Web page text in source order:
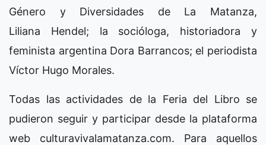
Género y Diversidades de La Matanza,
Liliana Hendel; la socióloga, historiadora y
feminista argentina Dora Barrancos; el periodista
Víctor Hugo Morales.
Todas las actividades de la Feria del Libro se
pudieron seguir y participar desde la plataforma
web culturavivalamatanza.com. Para aquellos